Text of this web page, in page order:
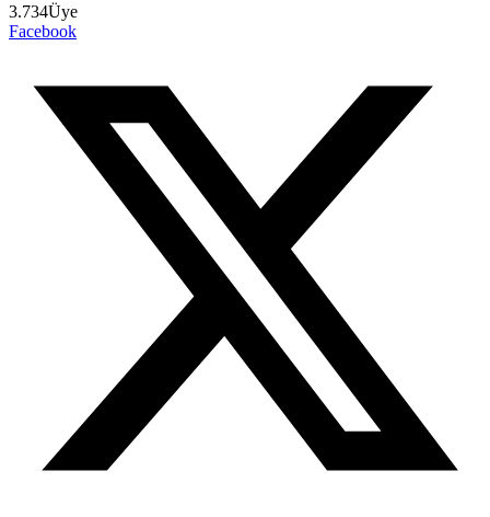
3.734Üye
Facebook